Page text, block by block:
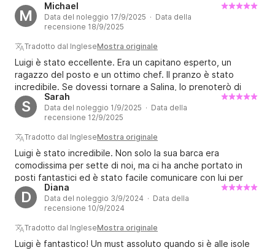
M
Michael
Data del noleggio 17/9/2025 · Data della
recensione 18/9/2025
Tradotto dal IngleseMostra originale
Luigi è stato eccellente. Era un capitano esperto, un
ragazzo del posto e un ottimo chef. Il pranzo è stato
incredibile. Se dovessi tornare a Salina, lo prenoterò di
nuovo.
S
Sarah
Data del noleggio 1/9/2025 · Data della
recensione 12/9/2025
Tradotto dal IngleseMostra originale
Luigi è stato incredibile. Non solo la sua barca era
comodissima per sette di noi, ma ci ha anche portato in
posti fantastici ed è stato facile comunicare con lui per
tutto il tempo. Non potrei raccomandarlo di più!
D
Diana
Data del noleggio 3/9/2024 · Data della
recensione 10/9/2024
Tradotto dal IngleseMostra originale
Luigi è fantastico! Un must assoluto quando si è alle isole